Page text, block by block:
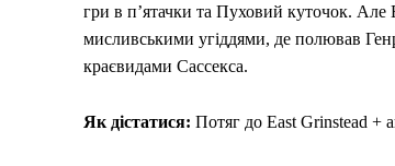
гри в п’ятачки та Пуховий куточок. Але
мисливськими угіддями, де полював
краєвидами Сассекса.
Як дістатися: Потяг до East Grinstead +